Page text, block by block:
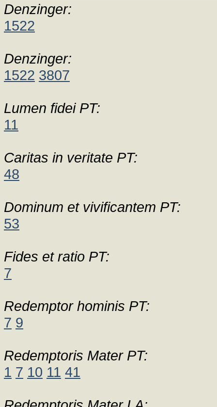
Denzinger:
1522
Denzinger:
1522 3807
Lumen fidei PT:
11
Caritas in veritate PT:
48
Dominum et vivificantem PT:
53
Fides et ratio PT:
7
Redemptor hominis PT:
7 9
Redemptoris Mater PT:
1 7 10 11 41